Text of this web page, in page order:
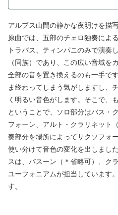
アルプス山間の静かな夜明けを描
原曲では、五部のチェロ独奏によ
トラバス、ティンパニのみで演奏
（同族）であり、この広い音域を
全部の音を置き換えるのも一手で
ま終わってしまう気がしますし、
く明るい音色がします。そこで、
ということで、ソロ部分はバス・
フォーン、アルト・クラリネット
奏部分を場所によってサクソフォ
使い分けて音色の変化を出しまし
スは、バスーン（＊省略可）、ク
ユーフォニアムが担当しています
す。